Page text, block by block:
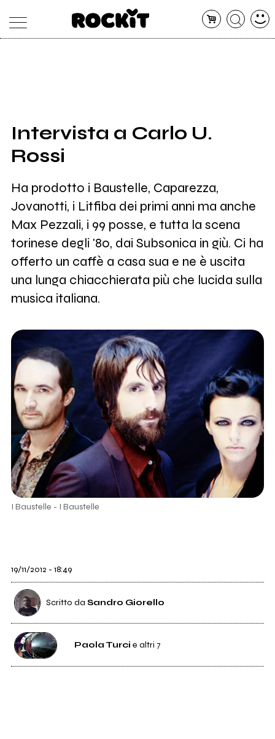
SHOP
RADIO
Intervista a Carlo U.
Rossi
Ha prodotto i Baustelle, Caparezza,
Jovanotti, i Litfiba dei primi anni ma anche
Max Pezzali, i 99 posse, e tutta la scena
torinese degli '80, dai Subsonica in giù. Ci ha
offerto un caffè a casa sua e ne è uscita
una lunga chiacchierata più che lucida sulla
musica italiana.
I Baustelle - I Baustelle
19/11/2012 - 18:49
Scritto da Sandro Giorello
Paola Turci e altri 7